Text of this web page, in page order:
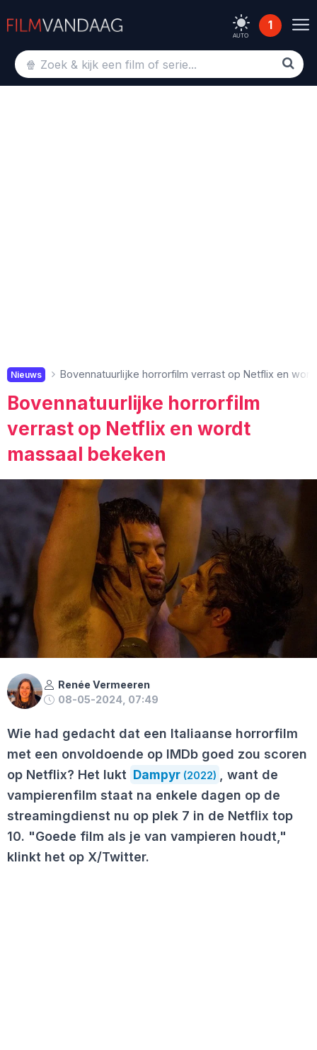
AUTO
1
Nieuws Bovennatuurlijke horrorfilm verrast op Netflix en
Bovennatuurlijke horrorfilm
verrast op Netflix en wordt
massaal bekeken
Renée Vermeeren
08-05-2024, 07:49
Wie had gedacht dat een Italiaanse horrorfilm
met een onvoldoende op IMDb goed zou scoren
op Netflix? Het lukt Dampyr (2022) , want de
vampierenfilm staat na enkele dagen op de
streamingdienst nu op plek 7 in de Netflix top
10. "Goede film als je van vampieren houdt,"
klinkt het op X/Twitter.